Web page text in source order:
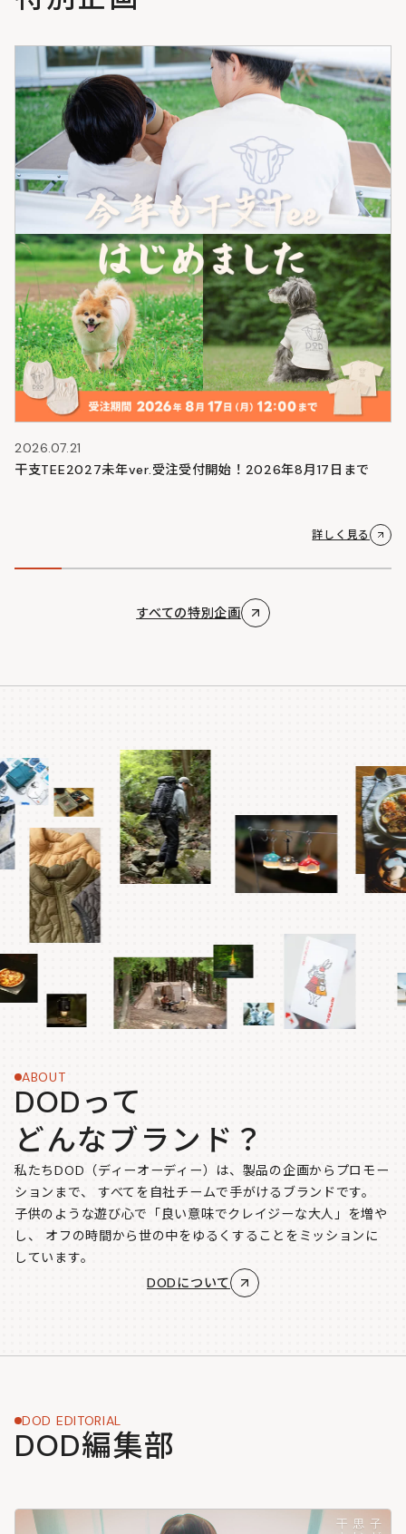
2026.07.21
干支TEE2027未年ver.受注受付開始！2026年8月17日まで
詳しく見る
すべての特別企画
ABOUT
DODって
どんなブランド？
私たちDOD（ディーオーディー）は、製品の企画からプロモー
ションまで、
すべてを自社チームで手がけるブランドです。
子供のような遊び心で「良い意味でクレイジーな大人」を増や
し、
オフの時間から世の中をゆるくすることをミッションに
しています。
DODについて
DOD EDITORIAL
DOD編集部